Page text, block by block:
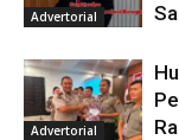
Advertorial
Advertorial